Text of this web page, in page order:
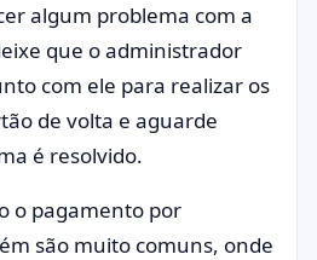
algum problema com a
que o administrador
com ele para realizar os
de volta e aguarde
é resolvido.
o pagamento por
são muito comuns, onde